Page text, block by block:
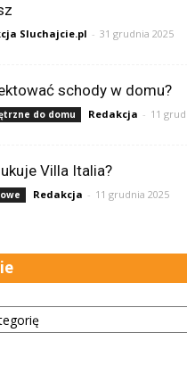
Sluchajcie.pl - 31 grudnia 2025
schody w domu?
do domu Redakcja - 11
Villa Italia?
Redakcja - 11 grudnia 2025